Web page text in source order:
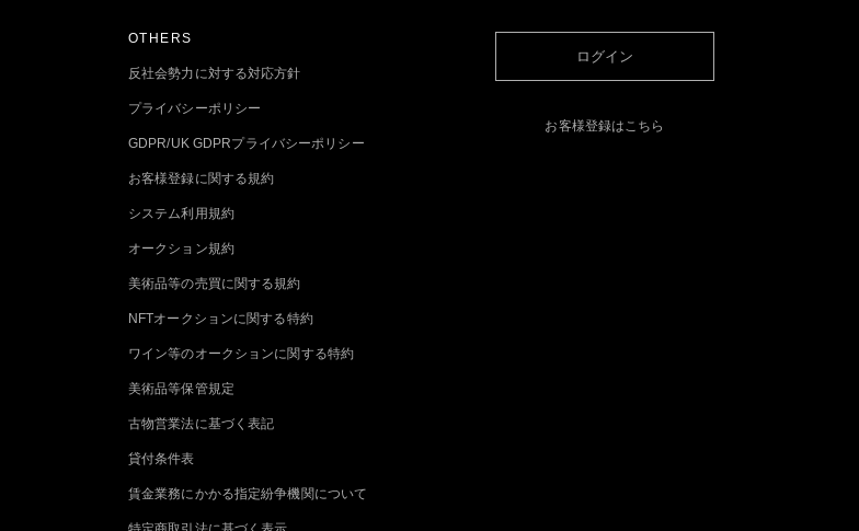
OTHERS
反社会勢力に対する対応方針
プライバシーポリシー
GDPR/UK GDPRプライバシーポリシー
お客様登録に関する規約
システム利用規約
オークション規約
美術品等の売買に関する規約
NFTオークションに関する特約
ワイン等のオークションに関する特約
美術品等保管規定
古物営業法に基づく表記
貸付条件表
賃金業務にかかる指定紛争機関について
ログイン
お客様登録はこちら